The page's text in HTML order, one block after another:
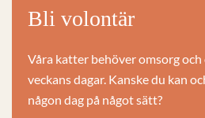
Bli volontär
Våra katter behöver omsorg
veckans dagar. Kanske du kan
någon dag på något sätt?